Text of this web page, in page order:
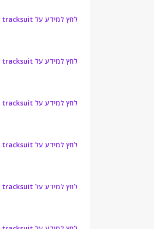
לחץ למידע על tracksuit
לחץ למידע על tracksuit
לחץ למידע על tracksuit
לחץ למידע על tracksuit
לחץ למידע על tracksuit